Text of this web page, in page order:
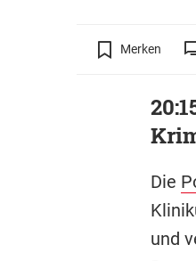
Merken
Die
und